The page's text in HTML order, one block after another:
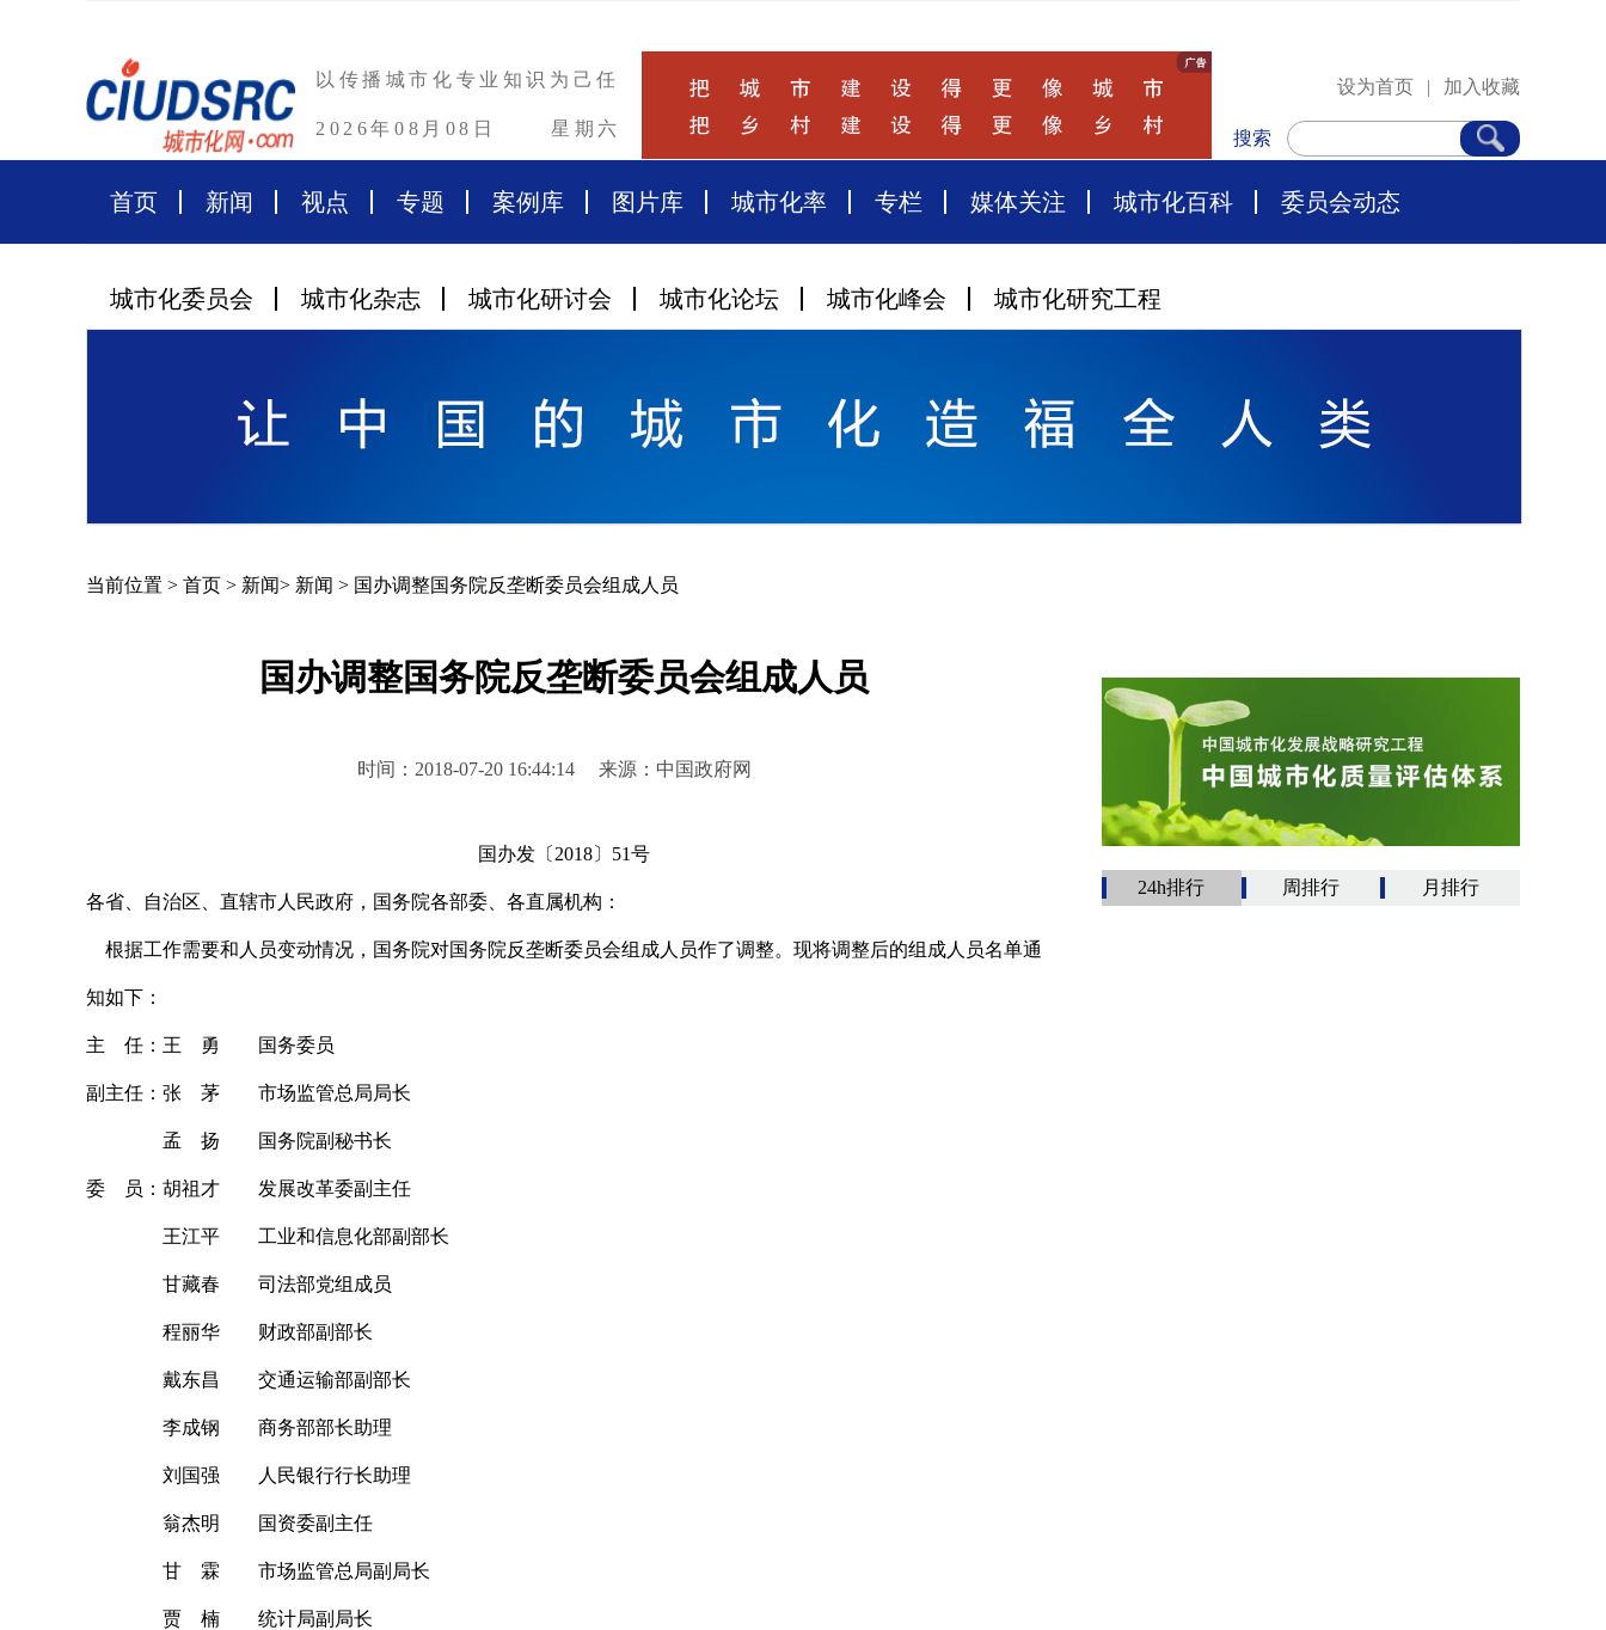
以传播城市化专业知识为己任
2026年08月08日 星期六
设为首页 | 加入收藏
搜索
首页 新闻 视点 专题 案例库 图片库 城市化率 专栏 媒体关注 城市化百科 委员会动态
城市化委员会 城市化杂志 城市化研讨会 城市化论坛 城市化峰会 城市化研究工程
当前位置 > 首页 > 新闻> 新闻 > 国办调整国务院反垄断委员会组成人员
国办调整国务院反垄断委员会组成人员
时间：2018-07-20 16:44:14 来源：中国政府网
国办发〔2018〕51号
各省、自治区、直辖市人民政府，国务院各部委、各直属机构：
根据工作需要和人员变动情况，国务院对国务院反垄断委员会组成人员作了调整。现将调整后的组成人员名单通
知如下：
主 任：王 勇 国务委员
副主任：张 茅 市场监管总局局长
孟 扬 国务院副秘书长
委 员：胡祖才 发展改革委副主任
王江平 工业和信息化部副部长
甘藏春 司法部党组成员
程丽华 财政部副部长
戴东昌 交通运输部副部长
李成钢 商务部部长助理
刘国强 人民银行行长助理
翁杰明 国资委副主任
甘 霖 市场监管总局副局长
贾 楠 统计局副局长
24h排行 周排行 月排行